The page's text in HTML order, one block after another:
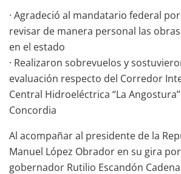
· Agradeció al mandatario federal
revisar de manera personal las
en el estado
· Realizaron sobrevuelos y
evaluación respecto del Corredor
Central Hidroeléctrica “La
Concordia
Al acompañar al presidente de la
Manuel López Obrador en su gira
gobernador Rutilio Escandón